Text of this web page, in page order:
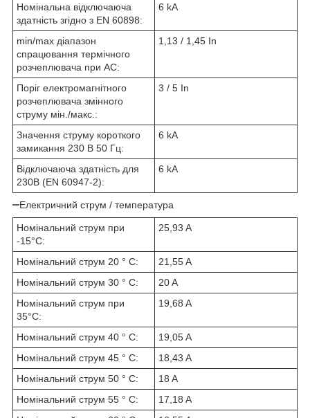
Номінальна відключаюча
здатність згідно з EN 60898:
6 kA
min/max діапазон
спрацювання термічного
розчеплювача при АC:
1,13 / 1,45 In
Поріг електромагнітного
розчеплювача змінного
струму мін./макс.:
3 / 5 In
Значення струму короткого
замикання 230 В 50 Гц:
6 kA
Відключаюча здатність для
230В (EN 60947-2):
6 kA
Електричний струм / температура
Номінальний струм при
-15°C:
25,93 A
Номінальний струм 20 ° C:
21,55 A
Номінальний струм 30 ° C:
20 A
Номінальний струм при
35°C:
19,68 A
Номінальний струм 40 ° C:
19,05 A
Номінальний струм 45 ° C:
18,43 A
Номінальний струм 50 ° C:
18 A
Номінальний струм 55 ° C:
17,18 A